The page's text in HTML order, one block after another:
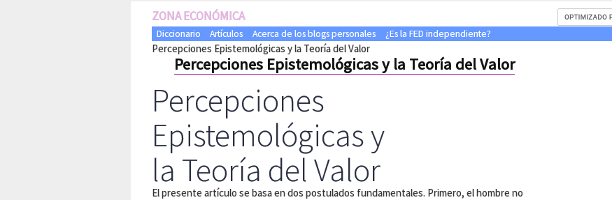
ZONA ECONÓMICA
Diccionario Artículos Acerca de los blogs personales ¿Es la FED independiente?
Percepciones Epistemológicas y la Teoría del Valor
Percepciones Epistemológicas y la Teoría del Valor
Percepciones
Epistemológicas y
la Teoría del Valor
El presente artículo se basa en dos postulados fundamentales. Primero, el hombre no